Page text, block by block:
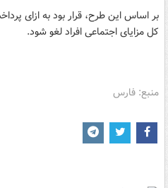
بر اساس این طرح، قرار بود به ازای
کل مزایای اجتماعی افراد لغو شود.
منبع: فارس